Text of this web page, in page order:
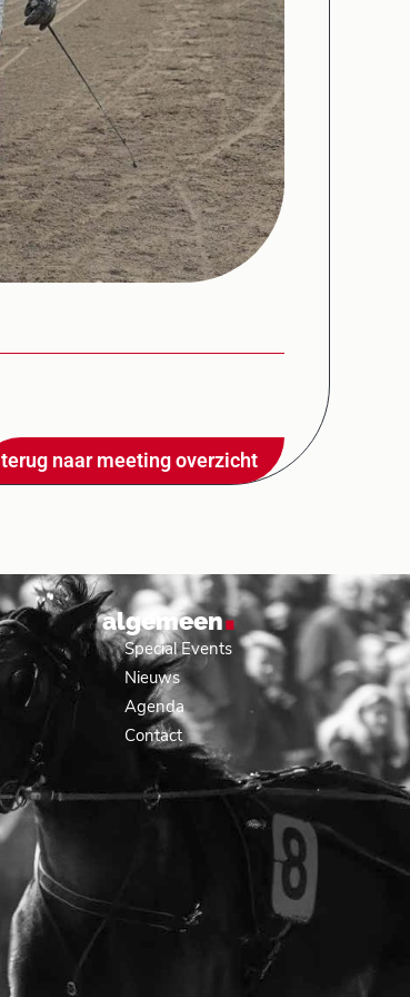
terug naar meeting overzicht
algemeen.
Special Events
Nieuws
Agenda
Contact